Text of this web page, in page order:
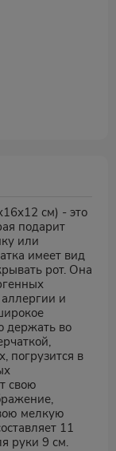
см) - это
подарит
или
имеет вид
рот. Она
и
держать во
погрузится в
свою
мелкую
11
руки 9 см.